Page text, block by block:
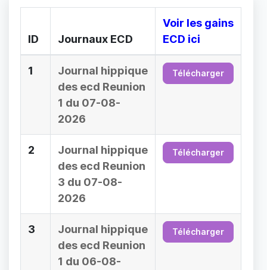
ID Journaux ECD
Voir les gains
ECD ici
1
Journal hippique
des ecd Reunion
1 du 07-08-
2026
Télécharger
2
Journal hippique
des ecd Reunion
3 du 07-08-
2026
Télécharger
3
Journal hippique
des ecd Reunion
1 du 06-08-
Télécharger